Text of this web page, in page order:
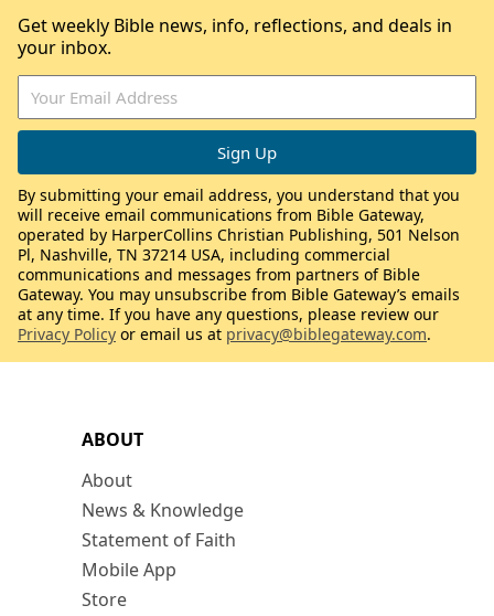
ABOUT
About
News & Knowledge
Statement of Faith
Mobile App
Store
Get weekly Bible news, info, reflections, and deals in
your inbox.
By submitting your email address, you understand that you
will receive email communications from Bible Gateway,
operated by HarperCollins Christian Publishing, 501 Nelson
Pl, Nashville, TN 37214 USA, including commercial
communications and messages from partners of Bible
Gateway. You may unsubscribe from Bible Gateway’s emails
at any time. If you have any questions, please review our
Privacy Policy or email us at privacy@biblegateway.com.